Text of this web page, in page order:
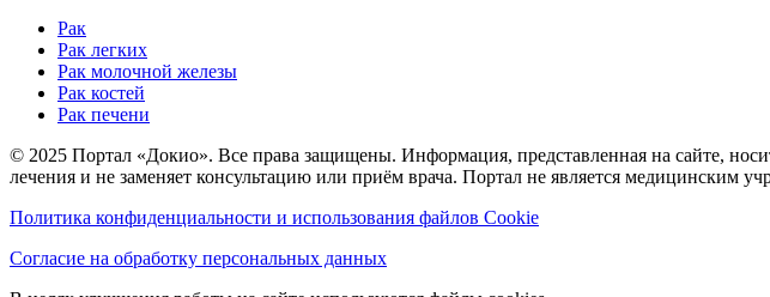
Рак
Рак легких
Рак молочной железы
Рак костей
Рак печени
© 2025 Портал «Докио». Все права защищены. Информация, представленная на сайте,
лечения и не заменяет консультацию или приём врача. Портал не является медицинским
Политика конфиденциальности и использования файлов Cookie
Согласие на обработку персональных данных